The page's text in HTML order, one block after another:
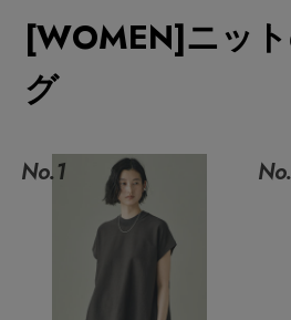
ブランド
【雨の日】急な雨対策グッズ
【Tシャツ】デイリーに活躍
アイテム一覧
いち早くお届けします。
SUPPORT
ご利用ガイド
[WOMEN]ニッ
グ
No.1